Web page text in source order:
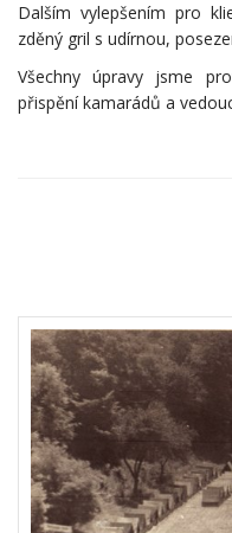
Dalším vylepšením pro
zděný gril s udírnou,
Všechny úpravy jsme
přispění kamarádů a